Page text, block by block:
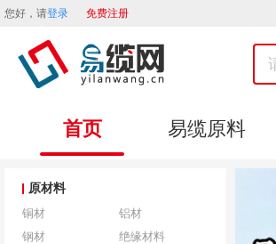
您好，请登录 免费注册
首页 易缆原料
原材料
铜材
铝材
钢材
绝缘材料